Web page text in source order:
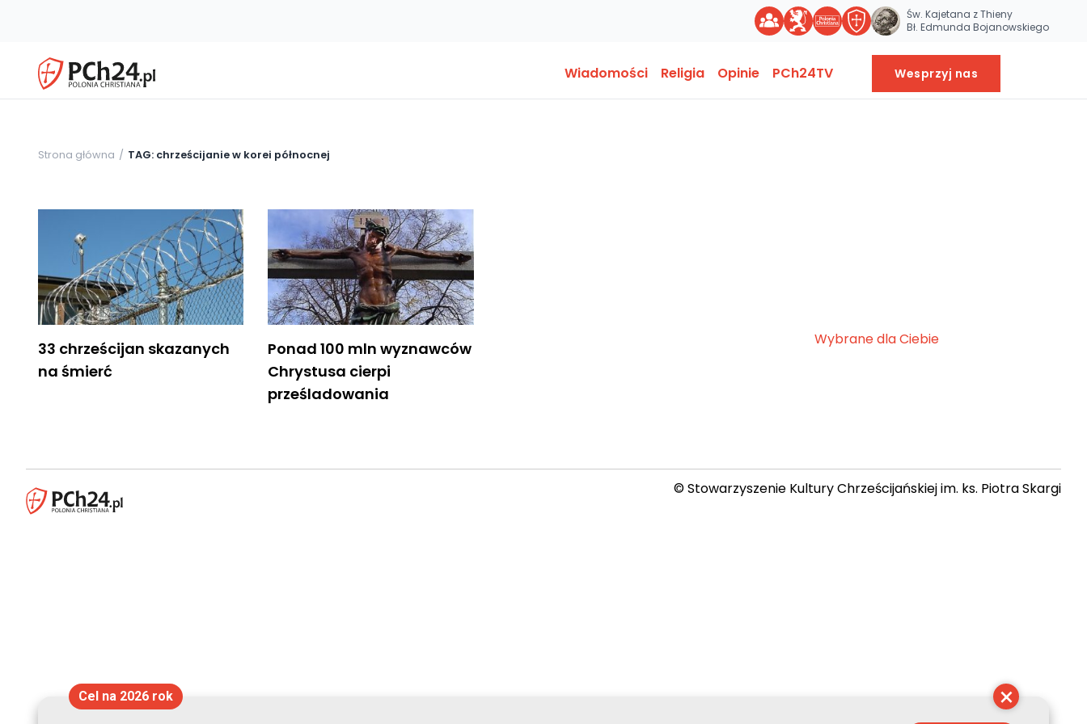
Św. Kajetana z Thieny
Bł. Edmunda Bojanowskiego
Wiadomości Religia Opinie PCh24TV Wesprzyj nas
Strona główna TAG: chrześcijanie w korei północnej
33 chrześcijan skazanych
na śmierć
Ponad 100 mln wyznawców
Chrystusa cierpi
prześladowania
Wybrane dla Ciebie
© Stowarzyszenie Kultury Chrześcijańskiej im. ks. Piotra Skargi
×
Cel na 2026 rok